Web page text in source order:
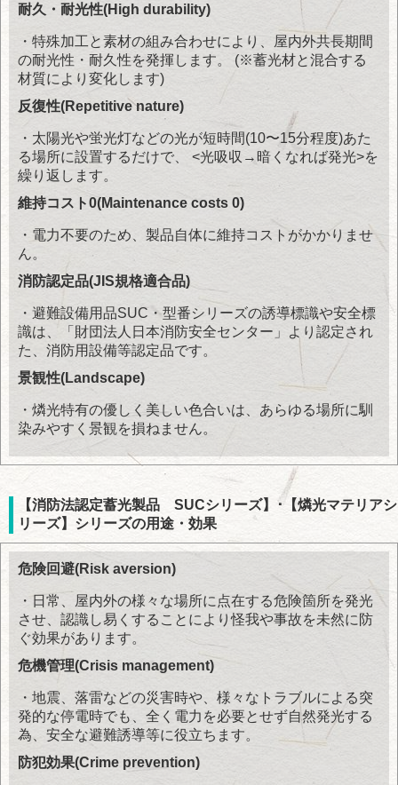
耐久・耐光性(High durability)
・特殊加工と素材の組み合わせにより、屋内外共長期間
の耐光性・耐久性を発揮します。 (※蓄光材と混合する
材質により変化します)
反復性(Repetitive nature)
・太陽光や蛍光灯などの光が短時間(10〜15分程度)あた
る場所に設置するだけで、 <光吸収→暗くなれば発光>を
繰り返します。
維持コスト0(Maintenance costs 0)
・電力不要のため、製品自体に維持コストがかかりませ
ん。
消防認定品(JIS規格適合品)
・避難設備用品SUC・型番シリーズの誘導標識や安全標
識は、「財団法人日本消防安全センター」より認定され
た、消防用設備等認定品です。
景観性(Landscape)
・燐光特有の優しく美しい色合いは、あらゆる場所に馴
染みやすく景観を損ねません。
【消防法認定蓄光製品 SUCシリーズ】･【燐光マテリアシ
リーズ】シリーズの用途・効果
危険回避(Risk aversion)
・日常、屋内外の様々な場所に点在する危険箇所を発光
させ、認識し易くすることにより怪我や事故を未然に防
ぐ効果があります。
危機管理(Crisis management)
・地震、落雷などの災害時や、様々なトラブルによる突
発的な停電時でも、全く電力を必要とせず自然発光する
為、安全な避難誘導等に役立ちます。
防犯効果(Crime prevention)